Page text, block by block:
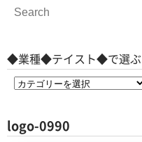
◆業種◆テイスト◆で選ぶ
logo-0990